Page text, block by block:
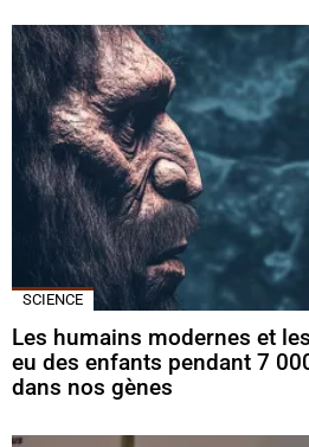
SCIENCE
Les humains modernes et
eu des enfants pendant 7
dans nos gènes